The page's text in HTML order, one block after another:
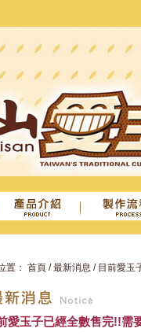
置： 首頁 /最新消息 / 目前愛玉
消息
愛玉子已經全數售完!!需